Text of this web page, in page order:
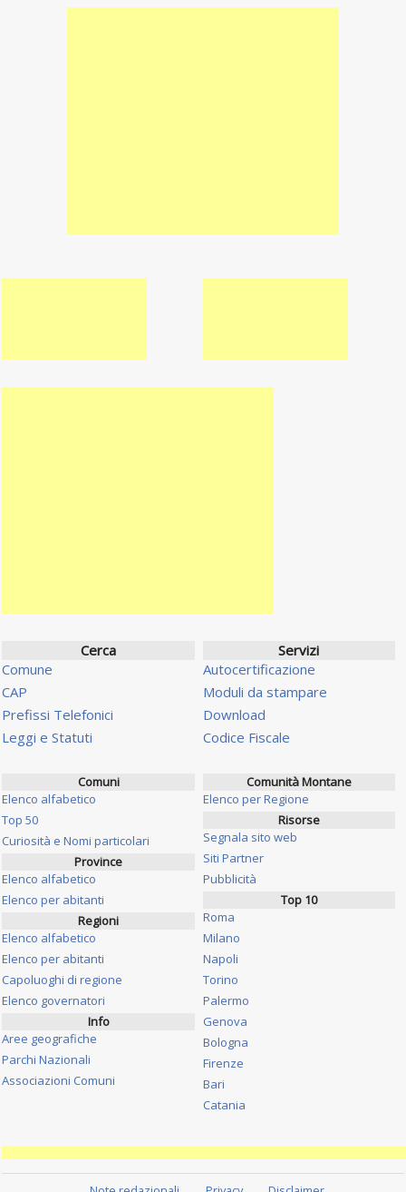
Cerca
Comune
CAP
Prefissi Telefonici
Leggi e Statuti
Servizi
Autocertificazione
Moduli da stampare
Download
Codice Fiscale
Comuni
Elenco alfabetico
Top 50
Curiosità e Nomi particolari
Province
Elenco alfabetico
Elenco per abitanti
Regioni
Elenco alfabetico
Elenco per abitanti
Capoluoghi di regione
Elenco governatori
Info
Aree geografiche
Parchi Nazionali
Associazioni Comuni
Comunità Montane
Elenco per Regione
Risorse
Segnala sito web
Siti Partner
Pubblicità
Top 10
Roma
Milano
Napoli
Torino
Palermo
Genova
Bologna
Firenze
Bari
Catania